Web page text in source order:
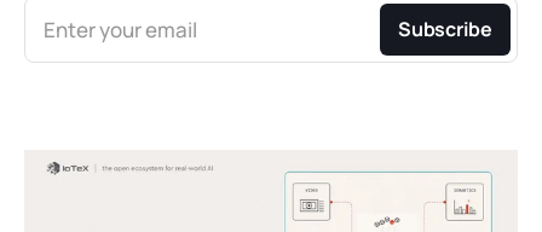
Enter your email Subscribe